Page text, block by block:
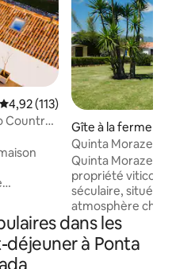
Évaluation moyenne sur la
4,92 (113)
Country
typique,
et
maisons
Gîte à la ferme ⋅
Quinta Morazes –
Quinta Morazes
propriété viticole
séculaire, située à
atmosphère
privée, au milieu
expérience
sérénité. Quinta
dans les
à Ponta